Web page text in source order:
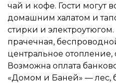
чай и кофе. Гости могут
домашним халатом и
стирки и
прачечная,
центральное отопление,
Возможна оплата
«Домом и Баней» — лес,